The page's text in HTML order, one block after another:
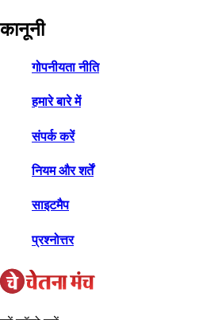
कानूनी
गोपनीयता नीति
हमारे बारे में
संपर्क करें
नियम और शर्तें
साइटमैप
प्रश्नोत्तर